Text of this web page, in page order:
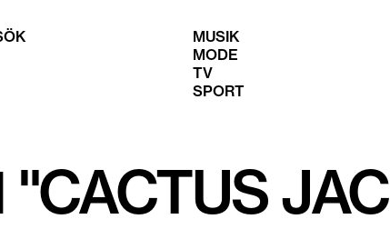
MUSIK
MODE
TV
SPORT
"CACTUS